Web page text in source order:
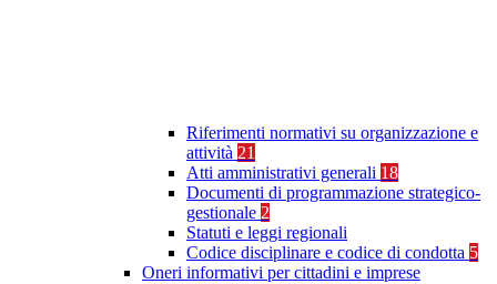
Riferimenti normativi su organizzazione e
attività 21
Atti amministrativi generali 18
Documenti di programmazione strategico-
gestionale 2
Statuti e leggi regionali
Codice disciplinare e codice di condotta 5
Oneri informativi per cittadini e imprese